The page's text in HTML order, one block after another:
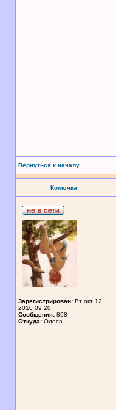
Вернуться к началу
Колючка
Зарегистрирован: Вт окт 12,
2010 09:20
Сообщения: 868
Откуда: Одеса